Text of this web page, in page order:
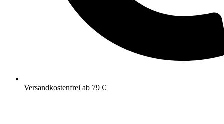
Versandkostenfrei ab 79 €